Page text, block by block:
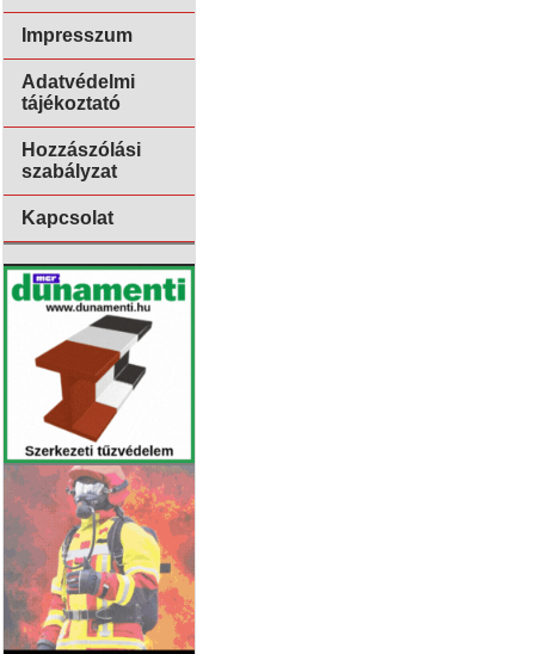
Impresszum
Adatvédelmi
tájékoztató
Hozzászólási
szabályzat
Kapcsolat